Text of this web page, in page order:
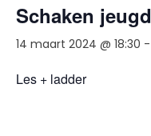
Schaken jeugd
14 maart 2024 @ 18:30 -
Les + ladder